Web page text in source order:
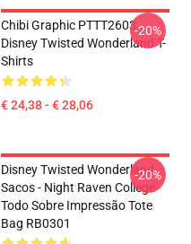
Chibi Graphic PTTT2603
Disney Twisted Wonderland T-
Shirts
€ 24,38 - € 28,06
-20%
Disney Twisted Wonderland
Sacos - Night Raven College
Todo Sobre Impressão Tote
Bag RB0301
-20%